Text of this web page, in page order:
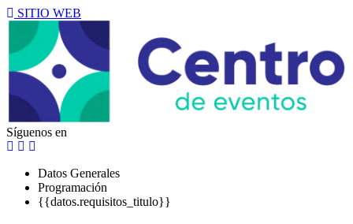
SITIO WEB
Síguenos en
Datos Generales
Programación
{{datos.requisitos_titulo}}